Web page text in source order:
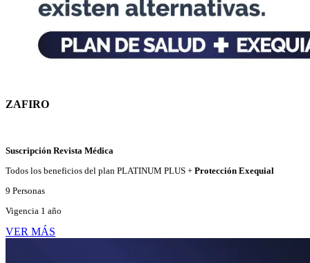
ZAFIRO
Suscripción Revista Médica
Todos los beneficios del plan PLATINUM PLUS + Protección Exequial
9 Personas
Vigencia 1 año
VER MÁS